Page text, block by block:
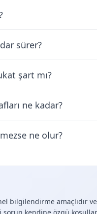
sürer?
şart mı?
ne kadar?
ne olur?
bilgilendirme amaçlıdır